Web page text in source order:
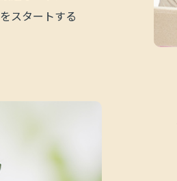
スタートする